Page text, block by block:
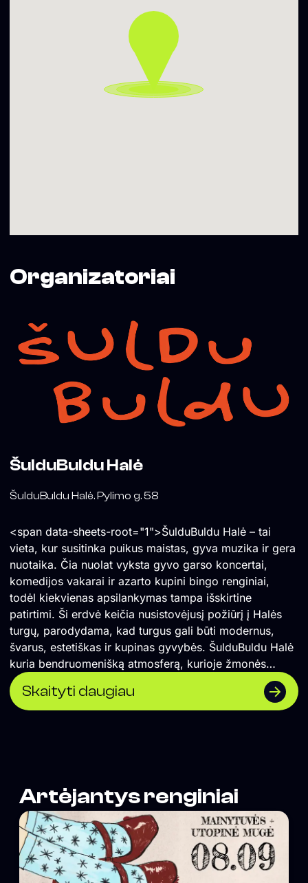
Organizatoriai
ŠulduBuldu Halė
ŠulduBuldu Halė. Pylimo g. 58
<span data-sheets-root="1">ŠulduBuldu Halė – tai
vieta, kur susitinka puikus maistas, gyva muzika ir gera
nuotaika. Čia nuolat vyksta gyvo garso koncertai,
komedijos vakarai ir azarto kupini bingo renginiai,
todėl kiekvienas apsilankymas tampa išskirtine
patirtimi. Ši erdvė keičia nusistovėjusį požiūrį į Halės
turgų, parodydama, kad turgus gali būti modernus,
švarus, estetiškas ir kupinas gyvybės. ŠulduBuldu Halė
kuria bendruomenišką atmosferą, kurioje žmonės
renkasi ne tik skaniai pavalgyti, bet ir kokybiškai
praleisti laiką. Tai vieta, kuri prisideda prie naujo Halės
veido kūrimo ir įrodo, kad miesto turgus gali tapti viena
Skaityti daugiau
Artėjantys renginiai